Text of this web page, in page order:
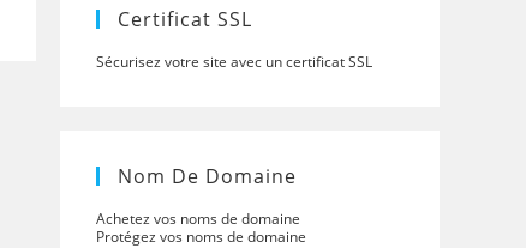
Certificat SSL
Sécurisez votre site avec un certificat SSL
Nom De Domaine
Achetez vos noms de domaine
Protégez vos noms de domaine